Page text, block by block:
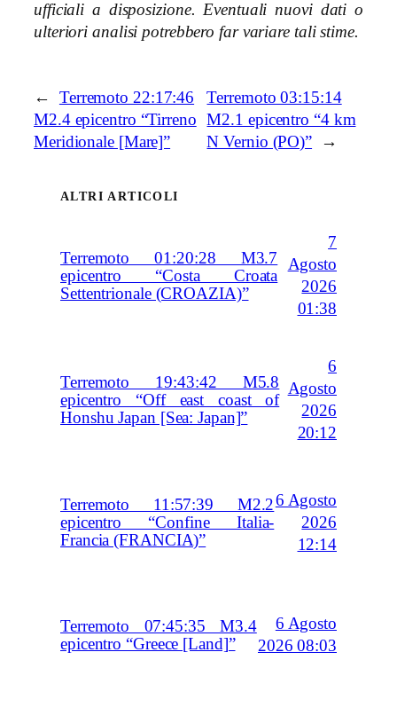
ufficiali a disposizione. Eventuali nuovi dati o
ulteriori analisi potrebbero far variare tali stime.
←
Terremoto 22:17:46
M2.4 epicentro “Tirreno
Meridionale [Mare]”
Terremoto 03:15:14
M2.1 epicentro “4 km
N Vernio (PO)”
→
ALTRI ARTICOLI
Terremoto 01:20:28 M3.7
epicentro “Costa Croata
Settentrionale (CROAZIA)”
7
Agosto
2026
01:38
Terremoto 19:43:42 M5.8
epicentro “Off east coast of
Honshu Japan [Sea: Japan]”
6
Agosto
2026
20:12
Terremoto 11:57:39 M2.2
epicentro “Confine Italia-
Francia (FRANCIA)”
6 Agosto
2026
12:14
Terremoto 07:45:35 M3.4
epicentro “Greece [Land]”
6 Agosto
2026 08:03